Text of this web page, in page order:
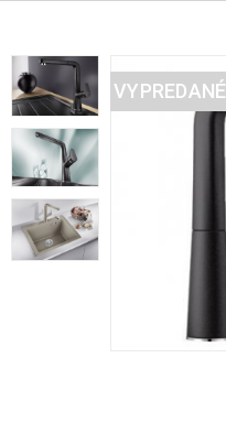
VYPREDANÉ